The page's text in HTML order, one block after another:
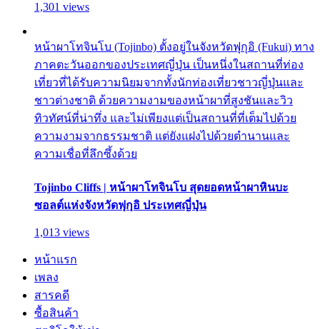
1,301 views
หน้าผาโทจินโบ (Tojinbo) ตั้งอยู่ในจังหวัดฟุกุอิ (Fukui) ทาง
ภาคตะวันออกของประเทศญี่ปุ่น เป็นหนึ่งในสถานที่ท่อง
เที่ยวที่ได้รับความนิยมจากทั้งนักท่องเที่ยวชาวญี่ปุ่นและ
ชาวต่างชาติ ด้วยความงามของหน้าผาที่สูงชันและวิว
ทิวทัศน์ที่น่าทึ่ง และไม่เพียงแต่เป็นสถานที่ที่เต็มไปด้วย
ความงามจากธรรมชาติ แต่ยังแฝงไปด้วยตำนานและ
ความเชื่อที่ลึกซึ้งด้วย
Tojinbo Cliffs | หน้าผาโทจินโบ สุดยอดหน้าผาหินบะ
ซอลต์แห่งจังหวัดฟุกุอิ ประเทศญี่ปุ่น
1,013 views
หน้าแรก
เพลง
สารคดี
ซื้อสินค้า